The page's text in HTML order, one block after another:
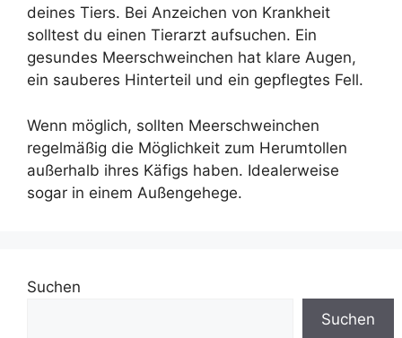
deines Tiers. Bei Anzeichen von Krankheit
solltest du einen Tierarzt aufsuchen. Ein
gesundes Meerschweinchen hat klare Augen,
ein sauberes Hinterteil und ein gepflegtes Fell.
Wenn möglich, sollten Meerschweinchen
regelmäßig die Möglichkeit zum Herumtollen
außerhalb ihres Käfigs haben. Idealerweise
sogar in einem Außengehege.
Suchen
Suchen